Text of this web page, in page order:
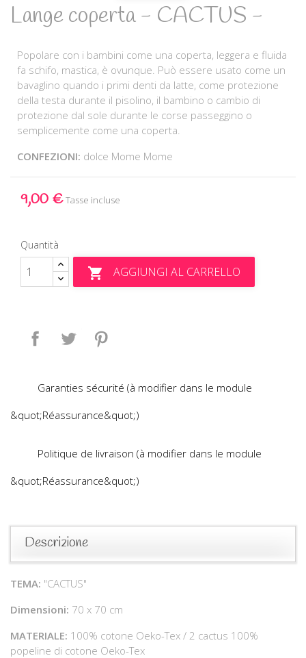
Lange coperta - CACTUS -
Popolare con i bambini come una coperta, leggera e fluida
fa schifo, mastica, è ovunque. Può essere usato come un
bavaglino quando i primi denti da latte, come protezione
della testa durante il pisolino, il bambino o cambio di
protezione dal sole durante le corse passeggino o
semplicemente come una coperta.
CONFEZIONI: dolce Mome Mome
9,00 €Tasse incluse
Quantità
 AGGIUNGI AL CARRELLO
Condividi Twitta
Garanties sécurité (à modifier dans le module
&quot;Réassurance&quot;)
Politique de livraison (à modifier dans le module
&quot;Réassurance&quot;)
Descrizione
TEMA: "CACTUS"
Dimensioni: 70 x 70 cm
MATERIALE: 100% cotone Oeko-Tex / 2 cactus 100%
popeline di cotone Oeko-Tex